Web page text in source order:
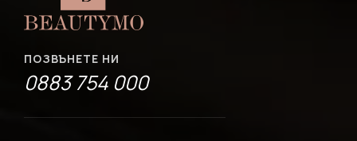
ПОЗВЪНЕТЕ НИ
0883 754 000